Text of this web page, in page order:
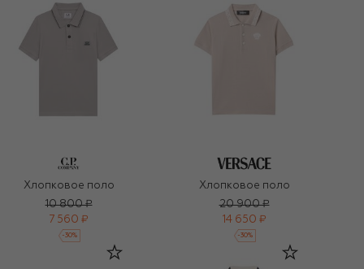
Хлопковое поло
10 800 ₽
7 560 ₽
-30%
Хлопковое поло
20 900 ₽
14 650 ₽
-30%